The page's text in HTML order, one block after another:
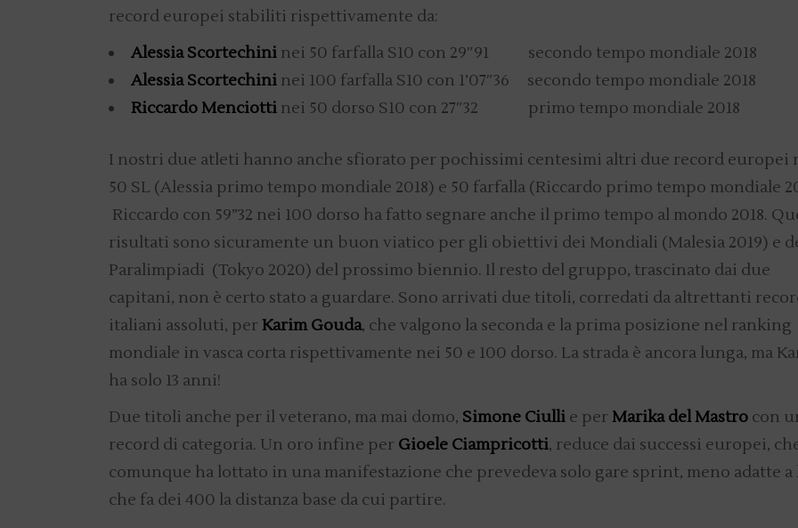
record europei stabiliti rispettivamente da:
Alessia Scortechini nei 50 farfalla S10 con 29″91 secondo tempo mondiale 2018
Alessia Scortechini nei 100 farfalla S10 con 1’07″36 secondo tempo mondiale 2018
Riccardo Menciotti nei 50 dorso S10 con 27″32 primo tempo mondiale 2018
I nostri due atleti hanno anche sfiorato per pochissimi centesimi altri due record europei
50 SL (Alessia primo tempo mondiale 2018) e 50 farfalla (Riccardo primo tempo mondiale
Riccardo con 59”32 nei 100 dorso ha fatto segnare anche il primo tempo al mondo 2018.
risultati sono sicuramente un buon viatico per gli obiettivi dei Mondiali (Malesia 2019) e
Paralimpiadi (Tokyo 2020) del prossimo biennio. Il resto del gruppo, trascinato dai due
capitani, non è certo stato a guardare. Sono arrivati due titoli, corredati da altrettanti
italiani assoluti, per Karim Gouda, che valgono la seconda e la prima posizione nel ranking
mondiale in vasca corta rispettivamente nei 50 e 100 dorso. La strada è ancora lunga, ma
ha solo 13 anni!
Due titoli anche per il veterano, ma mai domo, Simone Ciulli e per Marika del Mastro con
record di categoria. Un oro infine per Gioele Ciampricotti, reduce dai successi europei,
comunque ha lottato in una manifestazione che prevedeva solo gare sprint, meno adatte a
che fa dei 400 la distanza base da cui partire.